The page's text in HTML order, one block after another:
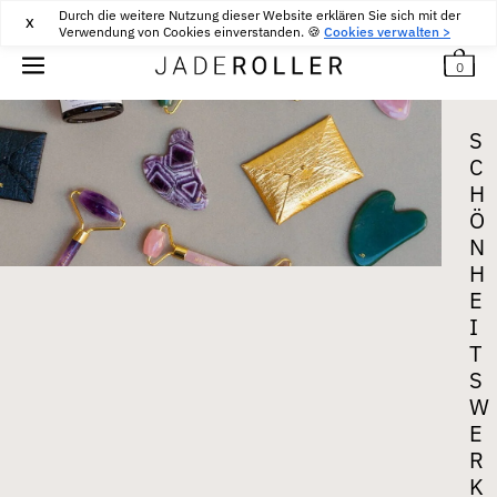
Durch die weitere Nutzung dieser Website erklären Sie sich mit der
Verwendung von Cookies einverstanden. 🍪 Cookies verwalten >
X 30€
KOSTENLOSE RÜCKSENDUNG INNERHALB VON 30 TAGEN
0
S
C
H
Ö
N
H
E
I
T
S
W
E
R
K